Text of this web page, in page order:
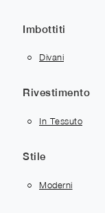
Imbottiti
Divani
Rivestimento
In Tessuto
Stile
Moderni